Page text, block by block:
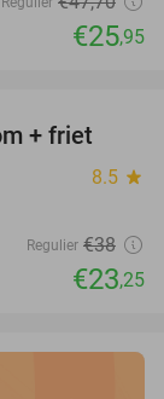
€25,95
39%
+ friet
8.5 star
Regulier €38
€23,25